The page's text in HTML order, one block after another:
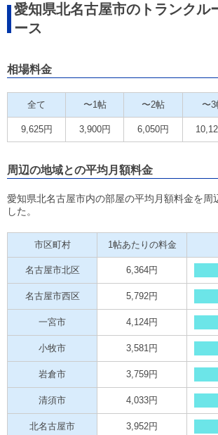
愛知県北名古屋市のトランクル
ース
相場料金
全て 〜1帖 〜2帖 〜3
9,625円 3,900円 6,050円
周辺の地域との平均月額料金
愛知県北名古屋市内の部屋の平均月額料金を周
した。
市区町村 1帖あたりの料金
名古屋市北区 6,364円
名古屋市西区 5,792円
一宮市 4,124円
小牧市 3,581円
岩倉市 3,759円
清須市 4,033円
北名古屋市 3,952円